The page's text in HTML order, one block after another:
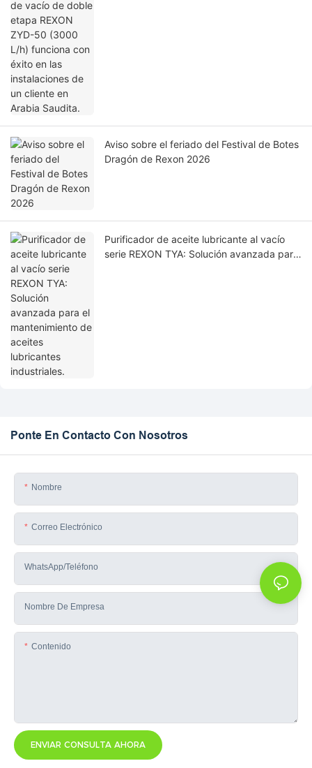
Aviso sobre el feriado del Festival de Botes
Dragón de Rexon 2026
Purificador de aceite lubricante al vacío
serie REXON TYA: Solución avanzada para
Ponte En Contacto Con Nosotros
Nombre
Correo Electrónico
WhatsApp/teléfono
Nombre De Empresa
Contenido
ENVIAR CONSULTA AHORA